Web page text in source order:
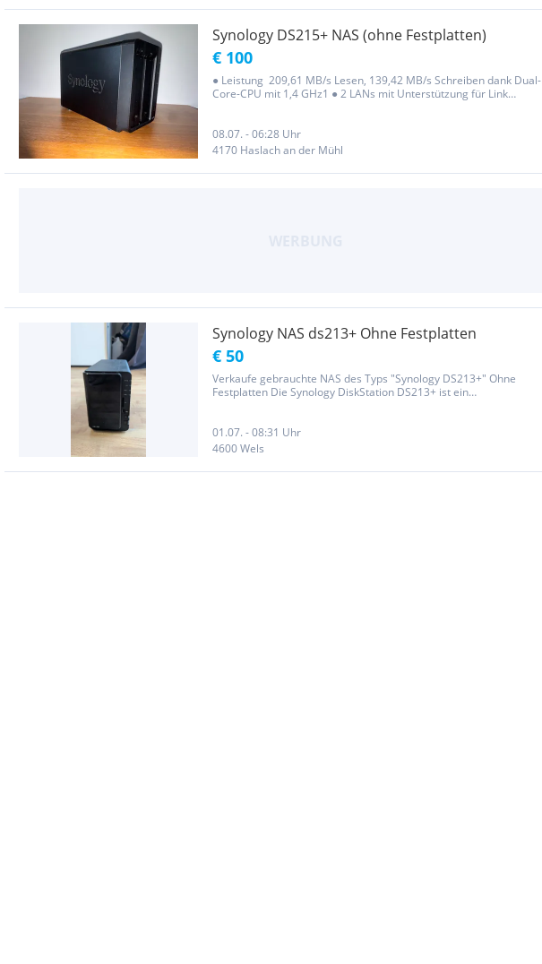
Synology DS215+ NAS (ohne Festplatten)
€ 100
● Leistung 209,61 MB/s Lesen, 139,42 MB/s Schreiben dank Dual-
Core-CPU mit 1,4 GHz1 ● 2 LANs mit Unterstützung für Link
08.07. - 06:28 Uhr
4170 Haslach an der Mühl
Synology NAS ds213+ Ohne Festplatten
€ 50
Verkaufe gebrauchte NAS des Typs "Synology DS213+" Ohne
Festplatten Die Synology DiskStation DS213+ ist ein
Network...
01.07. - 08:31 Uhr
4600 Wels